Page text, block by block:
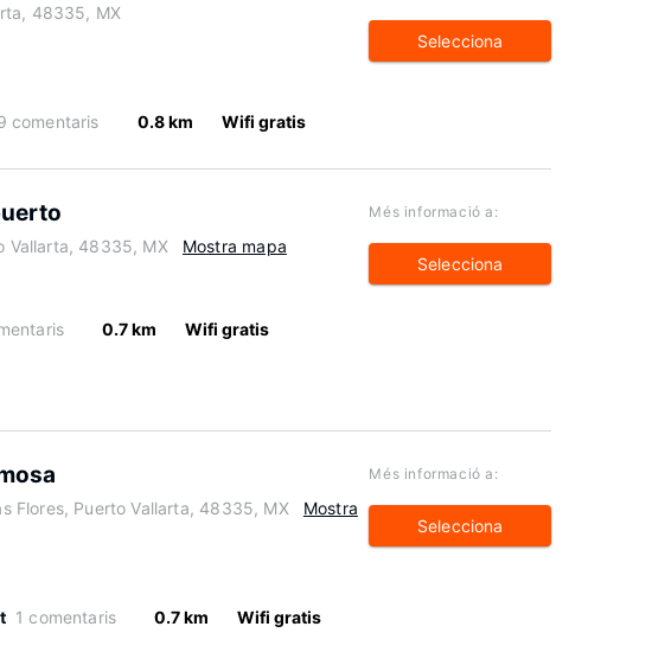
48335, MX
comentaris 0.8 km Wifi gratis
Selecciona
Vallarta, 48335, MX Mostra mapa
0.7 km Wifi gratis
Més informació a:
Selecciona
Flores, Puerto Vallarta, 48335, MX
Mostra
1 comentaris 0.7 km Wifi gratis
Més informació a:
Selecciona